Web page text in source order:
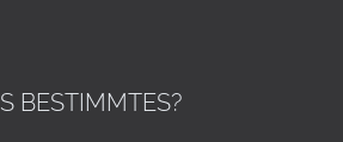
BESTIMMTES?